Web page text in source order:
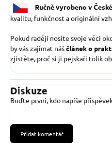
Ručně vyrobeno v
kvalitu, funkčnost a originální
Pokud raději nosíte svoje věci
by vás zajímat náščlánek o
zjistěte, proč si ji pejskaři tolik
Diskuze
Buďte první, kdo napíše
Přidat komentář